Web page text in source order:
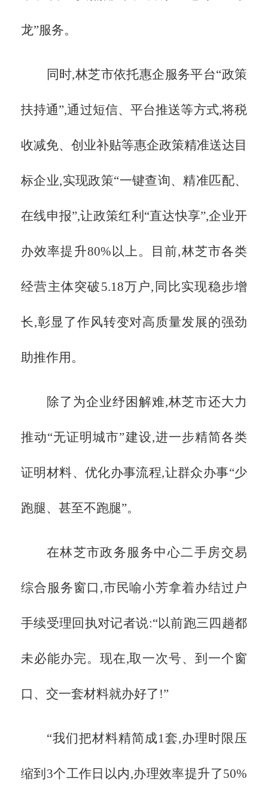
龙”服务。
同时,林芝市依托惠企服务平台“政策
扶持通”,通过短信、平台推送等方式,将税
收减免、创业补贴等惠企政策精准送达目
标企业,实现政策“一键查询、精准匹配、
在线申报”,让政策红利“直达快享”,企业开
办效率提升80%以上。目前,林芝市各类
经营主体突破5.18万户,同比实现稳步增
长,彰显了作风转变对高质量发展的强劲
助推作用。
除了为企业纾困解难,林芝市还大力
推动“无证明城市”建设,进一步精简各类
证明材料、优化办事流程,让群众办事“少
跑腿、甚至不跑腿”。
在林芝市政务服务中心二手房交易
综合服务窗口,市民喻小芳拿着办结过户
手续受理回执对记者说:“以前跑三四趟都
未必能办完。现在,取一次号、到一个窗
口、交一套材料就办好了!”
“我们把材料精简成1套,办理时限压
缩到3个工作日以内,办理效率提升了50%